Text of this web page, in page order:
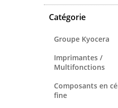
Catégorie
Groupe Kyocera
Imprimantes /
Multifonctions
Composants en
fine